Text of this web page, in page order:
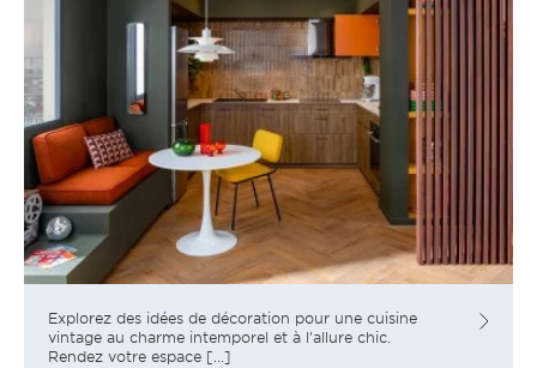
Explorez des idées de décoration pour une cuisine
vintage au charme intemporel et à l'allure chic.
Rendez votre espace [...]